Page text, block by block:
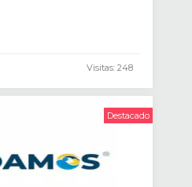
Visitas: 248
Destacado